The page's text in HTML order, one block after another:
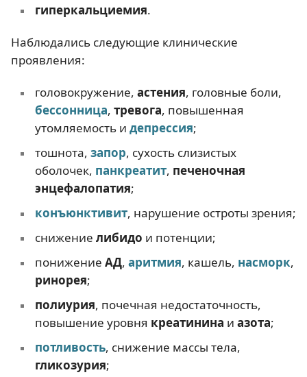
гиперкальциемия.
Наблюдались следующие клинические
проявления:
головокружение, астения, головные боли,
бессонница, тревога, повышенная
утомляемость и депрессия;
тошнота, запор, сухость слизистых
оболочек, панкреатит, печеночная
энцефалопатия;
конъюнктивит, нарушение остроты зрения;
снижение либидо и потенции;
понижение АД, аритмия, кашель, насморк,
ринорея;
полиурия, почечная недостаточность,
повышение уровня креатинина и азота;
потливость, снижение массы тела,
гликозурия;